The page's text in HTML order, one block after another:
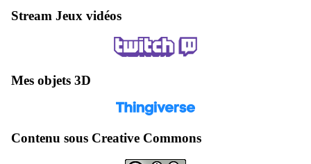
Stream Jeux vidéos
Mes objets 3D
Contenu sous Creative Commons